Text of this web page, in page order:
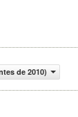
de 2010)